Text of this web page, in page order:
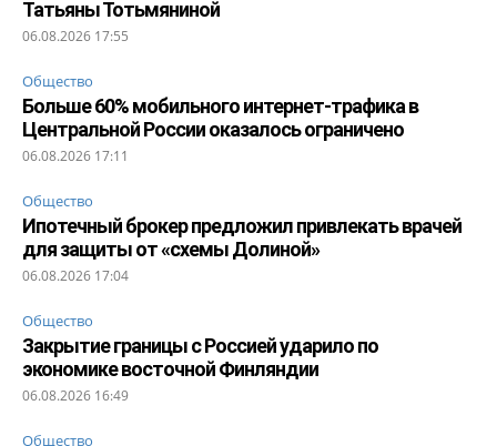
Татьяны Тотьмяниной
06.08.2026 17:55
Общество
Больше 60% мобильного интернет-трафика в
Центральной России оказалось ограничено
06.08.2026 17:11
Общество
Ипотечный брокер предложил привлекать врачей
для защиты от «схемы Долиной»
06.08.2026 17:04
Общество
Закрытие границы с Россией ударило по
экономике восточной Финляндии
06.08.2026 16:49
Общество